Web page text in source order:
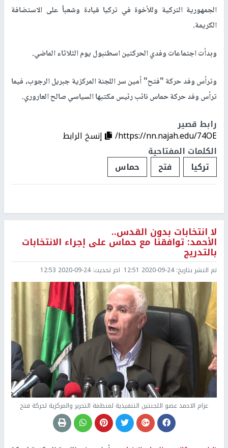
الجمهورية التركية وللأخوة في تركيا قيادة وشعباً على الاستضافة
الكريمة.
وبدأت اجتماعات وفدي الحركتين اسطنبول يوم الثلاثاء الماضي.
وترأس وفد حركة "فتح" أمين سر اللجنة المركزية جبريل الرجوب، فيما
ترأس وفد حركة حماس نائب رئيس مكتبها السياسي صالح العاروري.
رابط قصير
https://nn.najah.edu/74OE/
إنسخ الرابط
الكلمات المفتاحية
تركيا
فتح حماس
لا انتخابات بدون القدس..
الأحمد: توافقنا مع حماس على إجراء الانتخابات
بالتدريج
تم النشر بتاريخ:2020-09-24 12:51 اخر تحديث:2020-09-24 12:53
عزام الاحمد عضو اللجنتين التنفيذية لمنظمة التحرير والمركزية لحركة فتح